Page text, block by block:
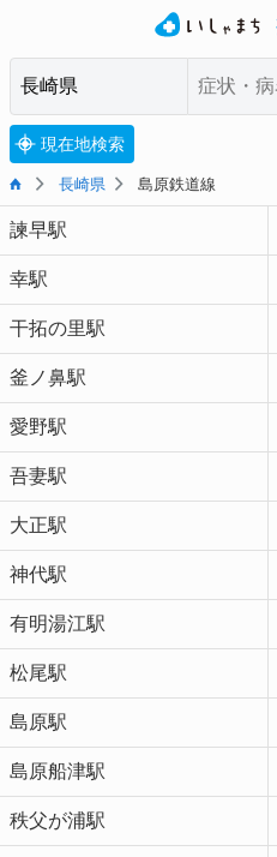
現在地検索
長崎県 島原鉄道線
諫早駅
幸駅
干拓の里駅
釜ノ鼻駅
愛野駅
吾妻駅
大正駅
神代駅
有明湯江駅
松尾駅
島原駅
島原船津駅
秩父が浦駅